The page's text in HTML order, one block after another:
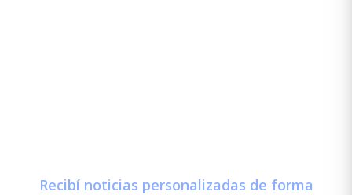
Recibí noticias personalizadas de forma